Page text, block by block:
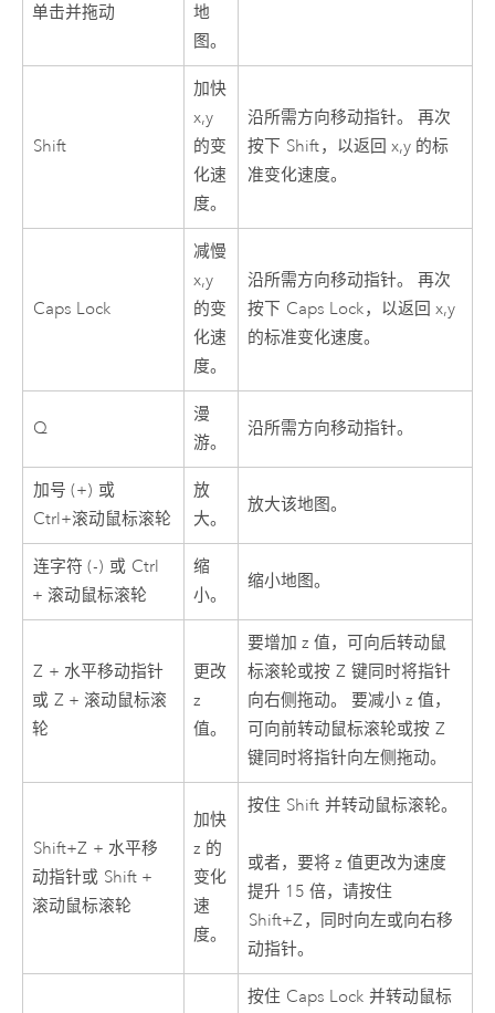
单击并拖动
地
图。
Shift
加快
x,y
的变
化速
度。
沿所需方向移动指针。 再次
按下 Shift，以返回 x,y 的标
准变化速度。
Caps Lock
减慢
x,y
的变
化速
度。
沿所需方向移动指针。 再次
按下 Caps Lock，以返回 x,y
的标准变化速度。
Q
漫
游。
沿所需方向移动指针。
加号 (+) 或
Ctrl+滚动鼠标滚轮
放
大。
放大该地图。
连字符 (-) 或 Ctrl
+ 滚动鼠标滚轮
缩
小。
缩小地图。
Z + 水平移动指针
或 Z + 滚动鼠标滚
轮
更改
z
值。
要增加 z 值，可向后转动鼠
标滚轮或按 Z 键同时将指针
向右侧拖动。 要减小 z 值，
可向前转动鼠标滚轮或按 Z
键同时将指针向左侧拖动。
Shift+Z + 水平移
动指针或 Shift +
滚动鼠标滚轮
加快
z 的
变化
速
度。
按住 Shift 并转动鼠标滚轮。
或者，要将 z 值更改为速度
提升 15 倍，请按住
Shift+Z，同时向左或向右移
动指针。
按住 Caps Lock 并转动鼠标